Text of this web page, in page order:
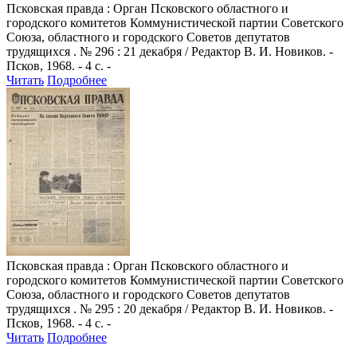
Псковская правда : Орган Псковского областного и
городского комитетов Коммунистической партии Советского
Союза, областного и городского Советов депутатов
трудящихся . № 296 : 21 декабря / Редактор В. И. Новиков. -
Псков, 1968. - 4 с. -
Читать Подробнее
Псковская правда : Орган Псковского областного и
городского комитетов Коммунистической партии Советского
Союза, областного и городского Советов депутатов
трудящихся . № 295 : 20 декабря / Редактор В. И. Новиков. -
Псков, 1968. - 4 с. -
Читать Подробнее